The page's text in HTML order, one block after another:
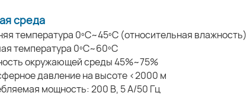
среда
температура 0ºC~45ºC (относительная влажность)
температура 0ºC~60ºC
окружающей среды 45%~75%
давление на высоте <2000 м
мощность: 200 В, 5 А/50 Гц